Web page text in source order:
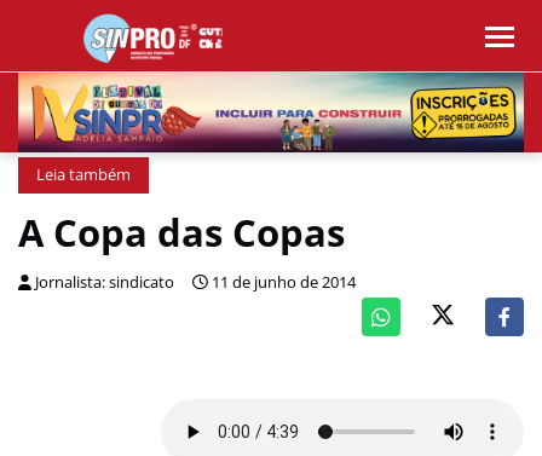
Leia também
A Copa das Copas
Jornalista: sindicato 11 de junho de 2014